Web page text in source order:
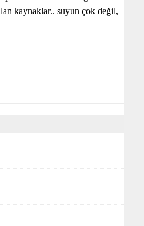
kaynaklar.. suyun çok değil,